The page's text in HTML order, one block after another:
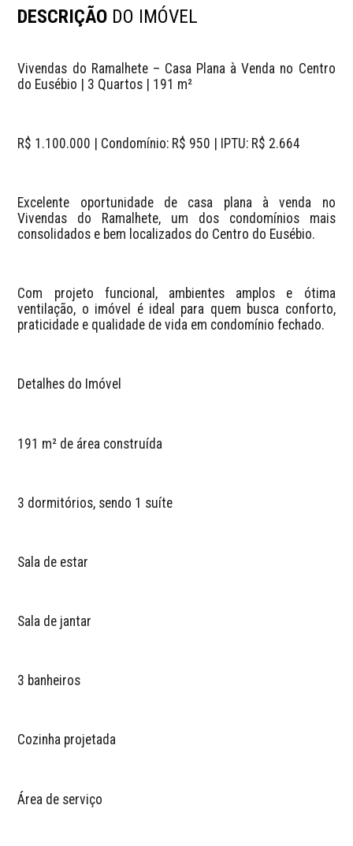
DESCRIÇÃO DO IMÓVEL
Vivendas do Ramalhete – Casa Plana à Venda no Centro
do Eusébio | 3 Quartos | 191 m²
R$ 1.100.000 | Condomínio: R$ 950 | IPTU: R$ 2.664
Excelente oportunidade de casa plana à venda no
Vivendas do Ramalhete, um dos condomínios mais
consolidados e bem localizados do Centro do Eusébio.
Com projeto funcional, ambientes amplos e ótima
ventilação, o imóvel é ideal para quem busca conforto,
praticidade e qualidade de vida em condomínio fechado.
Detalhes do Imóvel
191 m² de área construída
3 dormitórios, sendo 1 suíte
Sala de estar
Sala de jantar
3 banheiros
Cozinha projetada
Área de serviço